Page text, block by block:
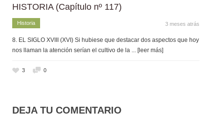
HISTORIA (Capítulo nº 117)
Historia 3 meses atrás
8. EL SIGLO XVIII (XVI) Si hubiese que destacar dos aspectos que hoy
nos llaman la atención serían el cultivo de la ... [leer más]
3 0
DEJA TU COMENTARIO